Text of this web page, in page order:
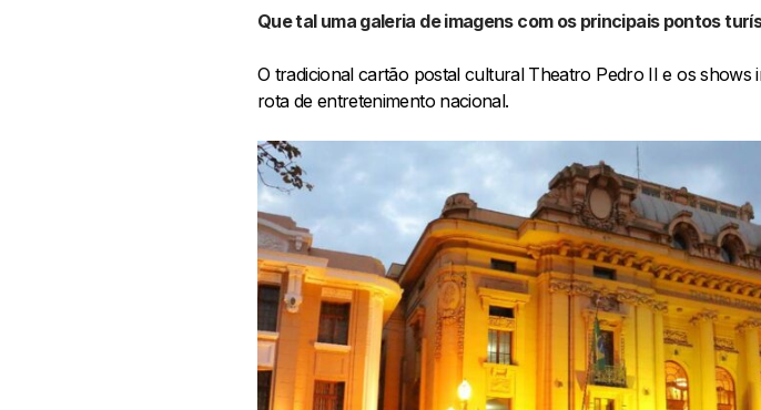
Que tal uma galeria de imagens com os principais pontos
O tradicional cartão postal cultural Theatro Pedro II e os
rota de entretenimento nacional.